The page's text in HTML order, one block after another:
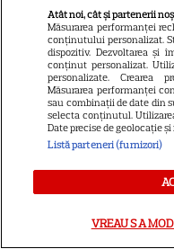
Atât noi, cât și partenerii
Măsurarea performanței
conținutului personalizat.
dispozitiv. Dezvoltarea și
conținut personalizat.
personalizate. Crearea
Măsurarea performanței
sau combinații de date din
selecta conținutul.
Date precise de geolocație
Listă parteneri (furnizori)
VREAU SA